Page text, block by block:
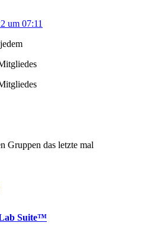
um 07:11
Gruppen das letzte mal
Suite™